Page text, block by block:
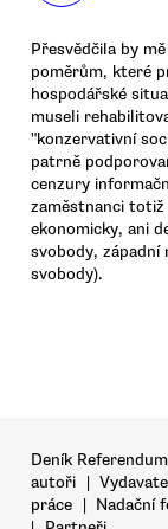
Přesvědčila by
poměrům, které
hospodářské
museli
"konzervativní
patrně
cenzury
zaměstnanci totiž
ekonomicky, ani
svobody, západní
svobody).
Deník
autoři
práce
Nadační